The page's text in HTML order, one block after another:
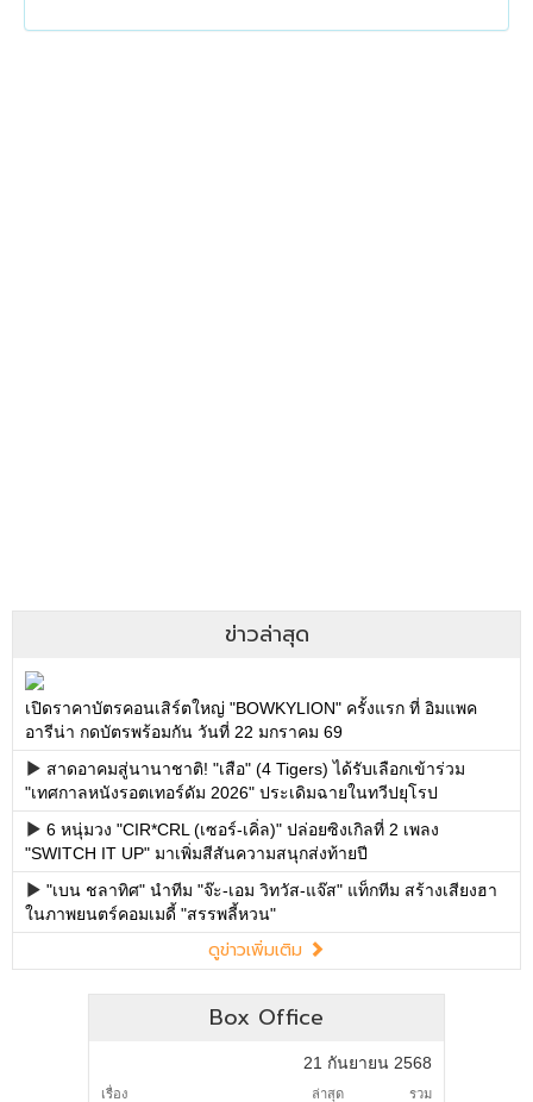
ข่าวล่าสุด
เปิดราคาบัตรคอนเสิร์ตใหญ่ "BOWKYLION" ครั้งแรก ที่ อิมแพค
อารีน่า กดบัตรพร้อมกัน วันที่ 22 มกราคม 69
สาดอาคมสู่นานาชาติ! "เสือ" (4 Tigers) ได้รับเลือกเข้าร่วม
"เทศกาลหนังรอตเทอร์ดัม 2026" ประเดิมฉายในทวีปยุโรป
6 หนุ่มวง "CIR*CRL (เซอร์-เคิ่ล)" ปล่อยซิงเกิลที่ 2 เพลง
"SWITCH IT UP" มาเพิ่มสีสันความสนุกส่งท้ายปี
"เบน ชลาทิศ" นำทีม "จ๊ะ-เอม วิทวัส-แจ๊ส" แท็กทีม สร้างเสียงฮา
ในภาพยนตร์คอมเมดี้ "สรรพลี้หวน"
ดูข่าวเพิ่มเติม
Box Office
21 กันยายน 2568
เรื่อง ล่าสุด รวม